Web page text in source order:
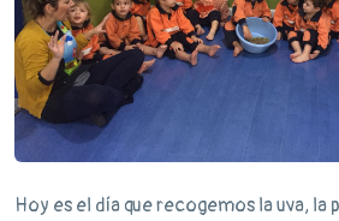
Hoy es el día que recogemos la uva, la